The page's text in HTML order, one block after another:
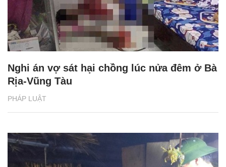
PHÁP LUẬT
Nghi án vợ sát hại chồng lúc nửa đêm ở Bà
Rịa-Vũng Tàu